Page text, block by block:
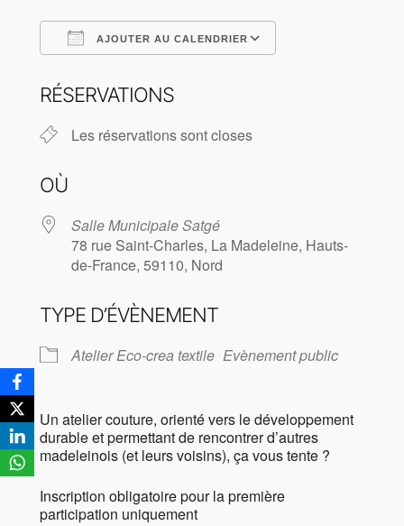
AJOUTER AU CALENDRIER
RÉSERVATIONS
Les réservations sont closes
OÙ
Salle Municipale Satgé
78 rue Saint-Charles, La Madeleine, Hauts-
de-France, 59110, Nord
TYPE D’ÉVÈNEMENT
Atelier Eco-crea textile Evènement public
Un atelier couture, orienté vers le développement
durable et permettant de rencontrer d’autres
madeleinois (et leurs voisins), ça vous tente ?
Inscription obligatoire pour la première
participation uniquement